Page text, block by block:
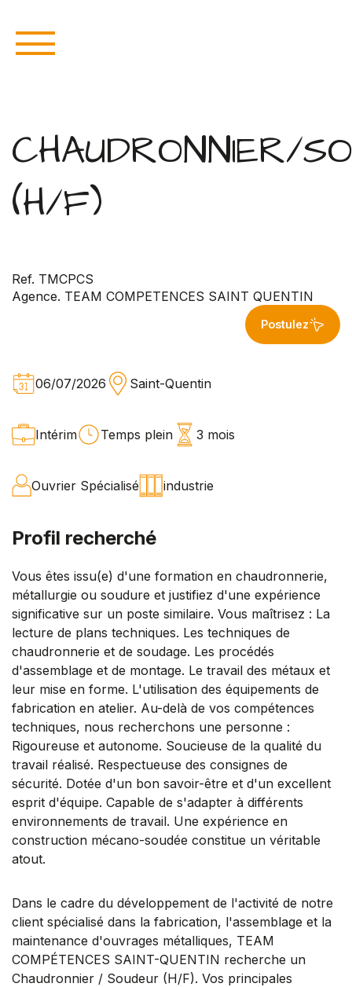
CHAUDRONNIER/
(H/F)
Ref. TMCPCS
Agence. TEAM COMPETENCES SAINT QUENTIN
Postulez
06/07/2026 Saint-Quentin
Intérim Temps plein 3 mois
Ouvrier Spécialisé industrie
Profil recherché
Vous êtes issu(e) d'une formation en chaudronnerie,
métallurgie ou soudure et justifiez d'une expérience
significative sur un poste similaire. Vous maîtrisez : La
lecture de plans techniques. Les techniques de
chaudronnerie et de soudage. Les procédés
d'assemblage et de montage. Le travail des métaux et
leur mise en forme. L'utilisation des équipements de
fabrication en atelier. Au-delà de vos compétences
techniques, nous recherchons une personne :
Rigoureuse et autonome. Soucieuse de la qualité du
travail réalisé. Respectueuse des consignes de
sécurité. Dotée d'un bon savoir-être et d'un excellent
esprit d'équipe. Capable de s'adapter à différents
environnements de travail. Une expérience en
construction mécano-soudée constitue un véritable
atout.
Dans le cadre du développement de l'activité de notre
client spécialisé dans la fabrication, l'assemblage et la
maintenance d'ouvrages métalliques, TEAM
COMPÉTENCES SAINT-QUENTIN recherche un
Chaudronnier / Soudeur (H/F). Vos principales